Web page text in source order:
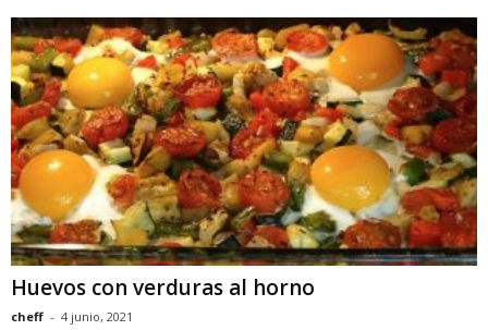
Huevos con verduras al horno
cheff - 4 junio, 2021